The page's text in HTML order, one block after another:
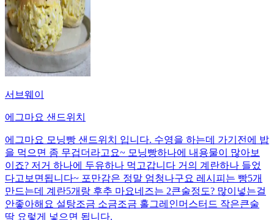
서브웨이
에그마요 샌드위치
에그마요 모닝빵 샌드위치 입니다. 수영을 하는데 가기전에 밥
을 먹으면 좀 무겁더라고요~ 모닝빵하나에 내용물이 많아보
이죠? 저거 하나에 두유하나 먹고갑니다 거의 계란하나 들었
다고보면됩니다~ 포만감은 정말 엄청나구요 레시피는 빵5개
만드는데 계란5개랑 후추 마요네즈는 2큰술정도? 많이넣는걸
안좋아해요 설탕조금 소금조금 홀그레인머스터드 작은큰술
딱 요렇게 넣으면 됩니다.